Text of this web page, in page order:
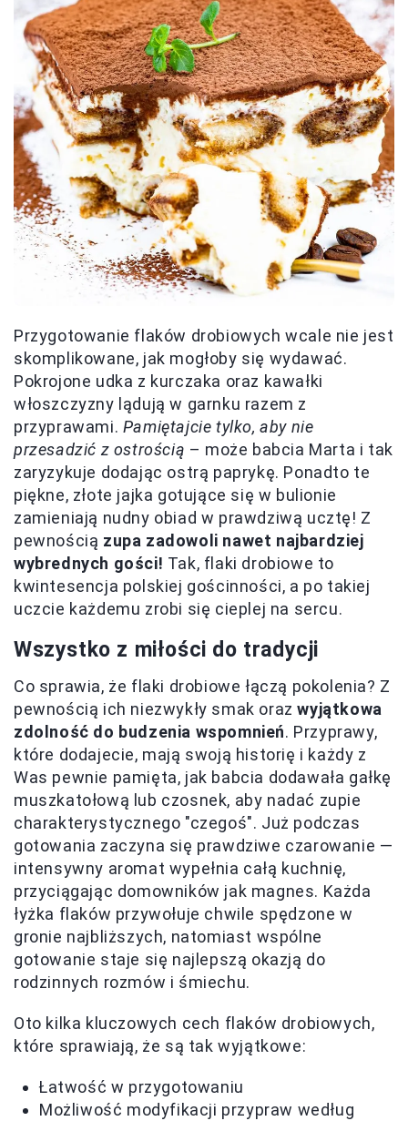
Przygotowanie flaków drobiowych wcale nie jest
skomplikowane, jak mogłoby się wydawać.
Pokrojone udka z kurczaka oraz kawałki
włoszczyzny lądują w garnku razem z
przyprawami. Pamiętajcie tylko, aby nie
przesadzić z ostrością – może babcia Marta i tak
zaryzykuje dodając ostrą paprykę. Ponadto te
piękne, złote jajka gotujące się w bulionie
zamieniają nudny obiad w prawdziwą ucztę! Z
pewnością zupa zadowoli nawet najbardziej
wybrednych gości! Tak, flaki drobiowe to
kwintesencja polskiej gościnności, a po takiej
uczcie każdemu zrobi się cieplej na sercu.
Wszystko z miłości do tradycji
Co sprawia, że flaki drobiowe łączą pokolenia? Z
pewnością ich niezwykły smak orazwyjątkowa
zdolność do budzenia wspomnień. Przyprawy,
które dodajecie, mają swoją historię i każdy z
Was pewnie pamięta, jak babcia dodawała gałkę
muszkatołową lub czosnek, aby nadać zupie
charakterystycznego "czegoś". Już podczas
gotowania zaczyna się prawdziwe czarowanie —
intensywny aromat wypełnia całą kuchnię,
przyciągając domowników jak magnes. Każda
łyżka flaków przywołuje chwile spędzone w
gronie najbliższych, natomiast wspólne
gotowanie staje się najlepszą okazją do
rodzinnych rozmów i śmiechu.
Oto kilka kluczowych cech flaków drobiowych,
które sprawiają, że są tak wyjątkowe:
Łatwość w przygotowaniu
Możliwość modyfikacji przypraw według